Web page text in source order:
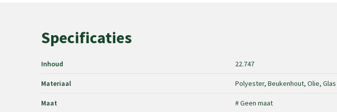
Specificaties
Inhoud 22.747
Materiaal Polyester, Beukenhout, Olie, Glas
Maat # Geen maat